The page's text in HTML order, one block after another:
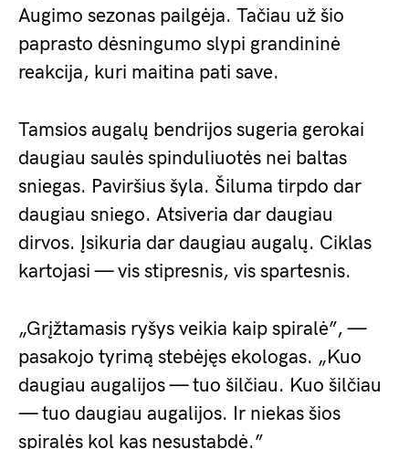
Augimo sezonas pailgėja. Tačiau už šio
paprasto dėsningumo slypi grandininė
reakcija, kuri maitina pati save.
Tamsios augalų bendrijos sugeria gerokai
daugiau saulės spinduliuotės nei baltas
sniegas. Paviršius šyla. Šiluma tirpdo dar
daugiau sniego. Atsiveria dar daugiau
dirvos. Įsikuria dar daugiau augalų. Ciklas
kartojasi — vis stipresnis, vis spartesnis.
„Grįžtamasis ryšys veikia kaip spiralė”, —
pasakojo tyrimą stebėjęs ekologas. „Kuo
daugiau augalijos — tuo šilčiau. Kuo šilčiau
— tuo daugiau augalijos. Ir niekas šios
spiralės kol kas nesustabdė.”